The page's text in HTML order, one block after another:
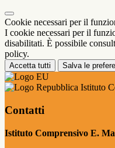
Cookie necessari per il
I cookie necessari per il
disabilitati. È possibile
policy.
Accetta tutti Salva le
Istituto
Contatti
Istituto Comprensivo E.